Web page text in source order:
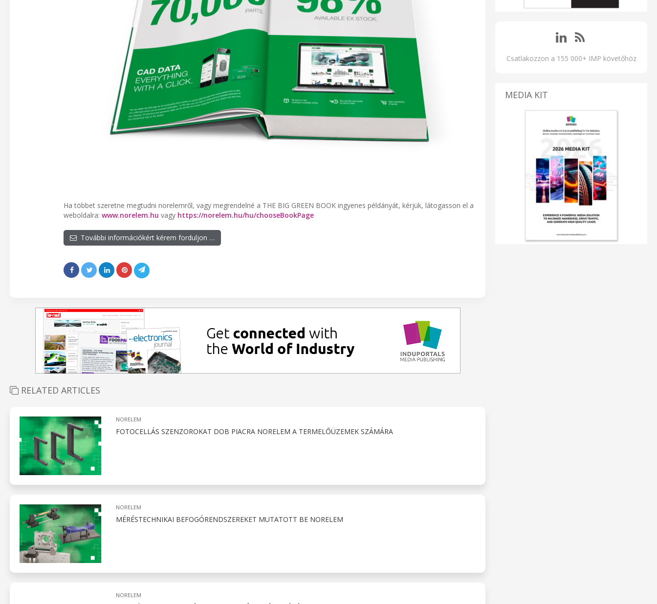
Ha többet szeretne megtudni norelemről, vagy megrendelné a THE BIG GREEN BOOK ingyenes példányát, kérjük, látogasson el a
weboldalra: www.norelem.hu vagy https://norelem.hu/hu/chooseBookPage
További információkért kérem forduljon …
RELATED ARTICLES
NORELEM
FOTOCELLÁS SZENZOROKAT DOB PIACRA NORELEM A TERMELŐÜZEMEK SZÁMÁRA
NORELEM
MÉRÉSTECHNIKAI BEFOGÓRENDSZEREKET MUTATOTT BE NORELEM
NORELEM
Csatlakozzon a 155 000+ IMP követőhöz
MEDIA KIT